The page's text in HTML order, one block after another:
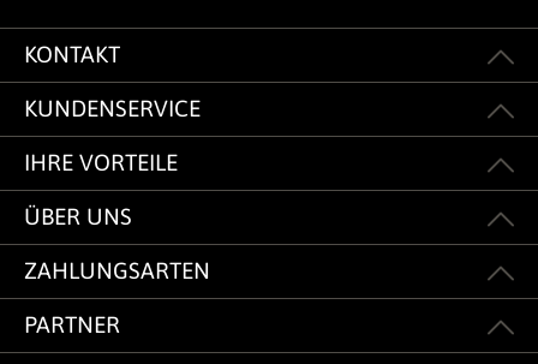
KONTAKT
KUNDENSERVICE
IHRE VORTEILE
ÜBER UNS
ZAHLUNGSARTEN
PARTNER